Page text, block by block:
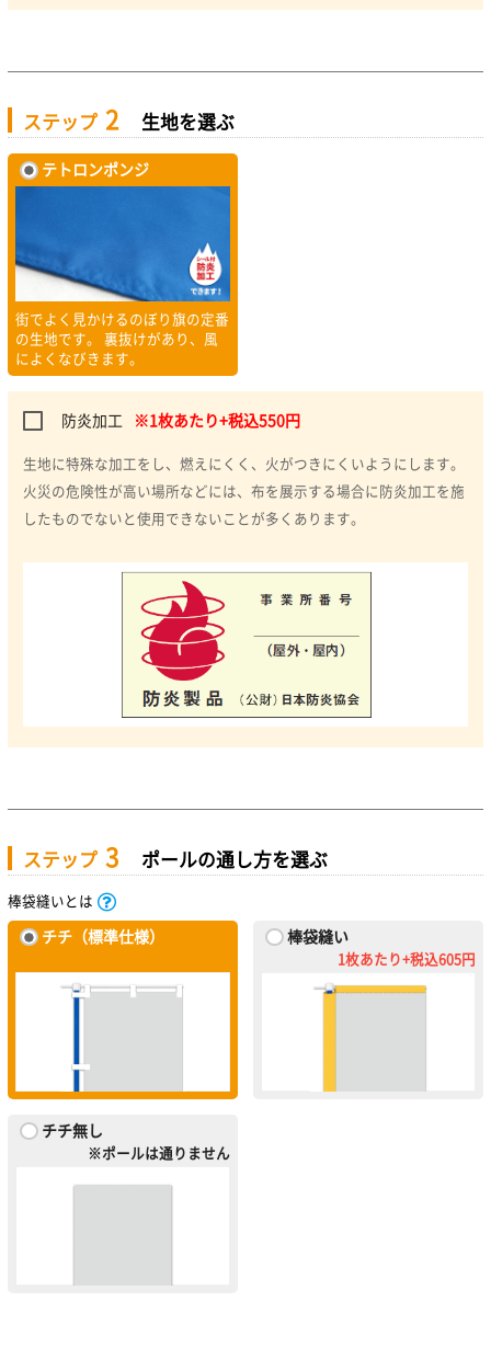
ステップ 2 生地を選ぶ
テトロンポンジ
街でよく見かけるのぼり旗の定番
の生地です。 裏抜けがあり、風
によくなびきます。
防炎加工 ※1枚あたり+税込550円
生地に特殊な加工をし、燃えにくく、火がつきにくいようにします。
火災の危険性が高い場所などには、布を展示する場合に防炎加工を施
したものでないと使用できないことが多くあります。
ステップ 3 ポールの通し方を選ぶ
棒袋縫いとは
チチ（標準仕様） 棒袋縫い
1枚あたり+税込605円
チチ無し
※ポールは通りません